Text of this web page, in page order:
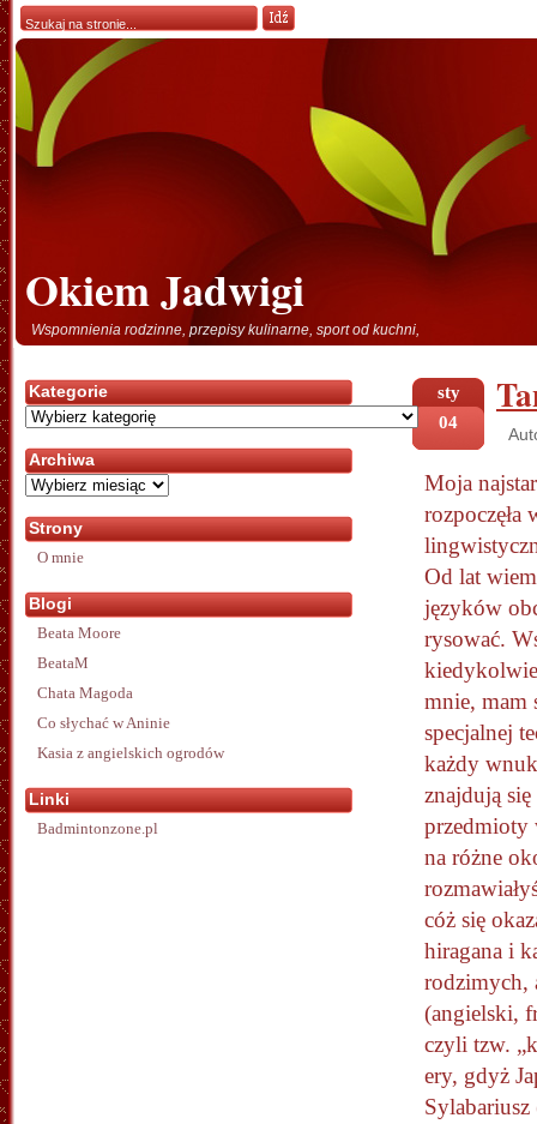
Okiem Jadwigi
Wspomnienia rodzinne, przepisy kulinarne, sport od kuchni,
sty
04
Moja
rozpoczęła
Od lat
języków
rysować.
mnie, mam
specjalnej
każdy
znajdują
przedmioty
na różne
cóż się
hiragana i
rodzimych,
(angielski,
czyli tzw.
ery, gdyż
Kategorie
Kategorie
Archiwa
Archiwa
Strony
O mnie
Blogi
Beata Moore
BeataM
Chata Magoda
Co słychać w Aninie
Kasia z angielskich ogrodów
Linki
Badmintonzone.pl